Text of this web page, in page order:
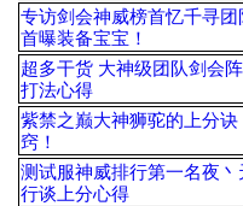
专访剑会神威榜首忆千寻团
首曝装备宝宝！
超多干货 大神级团队剑会
打法心得
紫禁之巅大神狮驼的上分诀
窍！
测试服神威排行第一名夜丶
行谈上分心得